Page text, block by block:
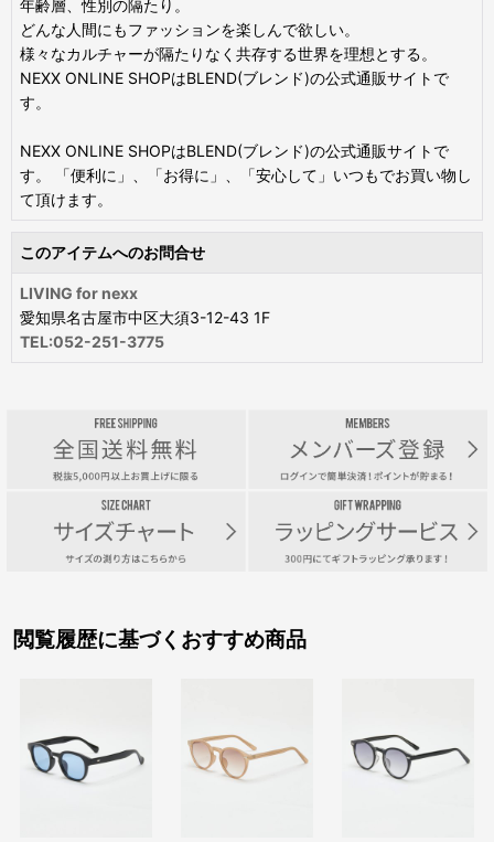
年齢層、性別の隔たり。
どんな人間にもファッションを楽しんで欲しい。
様々なカルチャーが隔たりなく共存する世界を理想とする。
NEXX ONLINE SHOPはBLEND(ブレンド)の公式通販サイトで
す。
NEXX ONLINE SHOPはBLEND(ブレンド)の公式通販サイトで
す。 「便利に」、「お得に」、「安心して」いつもでお買い物し
て頂けます。
このアイテムへのお問合せ
LIVING for nexx
愛知県名古屋市中区大須3-12-43 1F
TEL:052-251-3775
閲覧履歴に基づくおすすめ商品